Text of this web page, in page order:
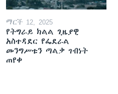
ማርች 12, 2025
የትግራይ ክልል ጊዜያዊ
አስተዳደር የፌደራል
መንግሥቱን ጣልቃ ገብነት
ጠየቀ